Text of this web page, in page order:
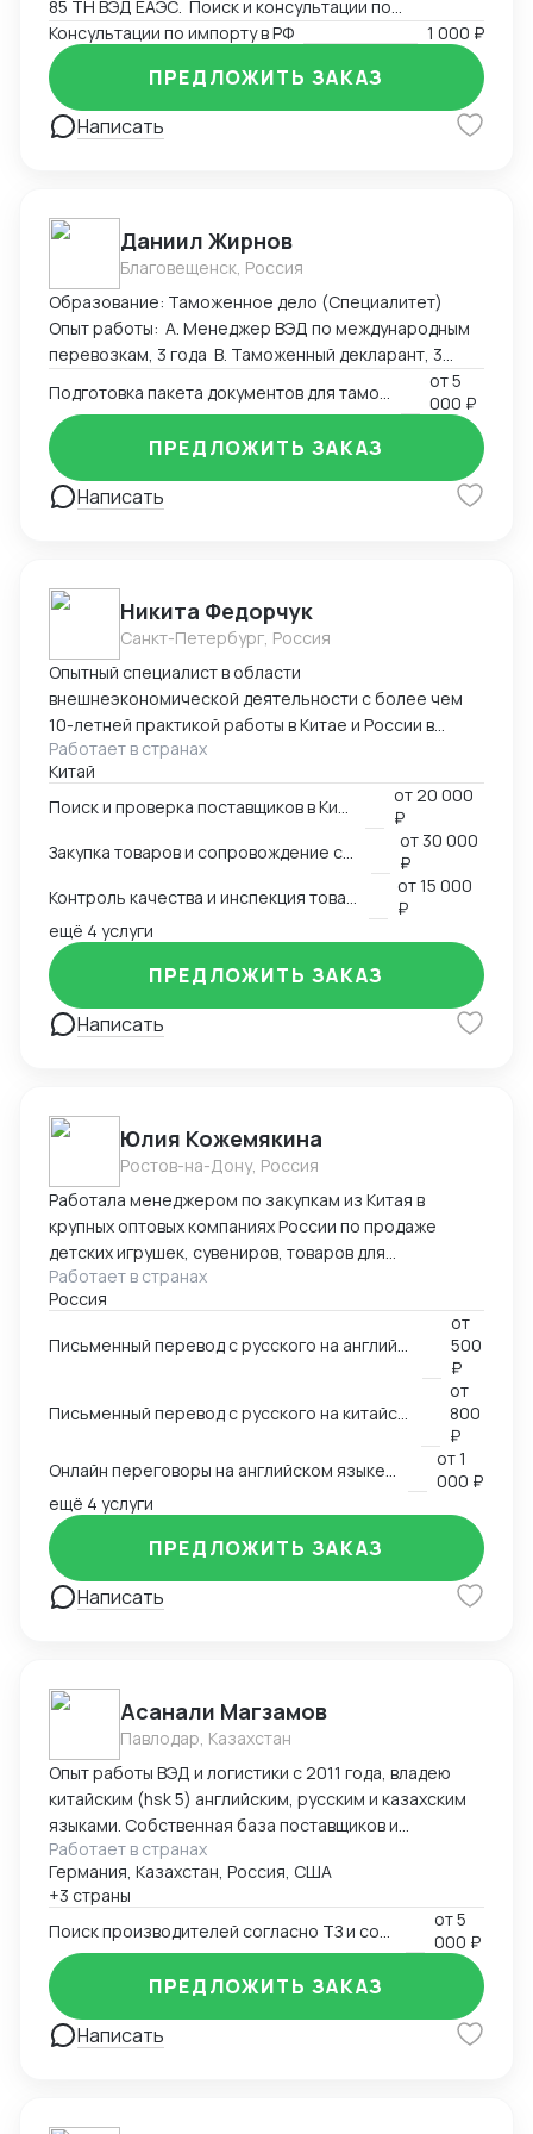
85 ТН ВЭД ЕАЭС. Поиск и консультации по
разрешительным документам, необходимым для
экспорта или импорта на территорию РФ.
Консультации по импорту в РФ 1 000 ₽
Написать
ПРЕДЛОЖИТЬ ЗАКАЗ
Даниил Жирнов
Благовещенск, Россия
Образование: Таможенное дело (Специалитет)
Опыт работы: А. Менеджер ВЭД по международным
перевозкам, 3 года B. Таможенный декларант, 3
от5
000 ₽
Написать
ПРЕДЛОЖИТЬ ЗАКАЗ
Никита Федорчук
Санкт-Петербург, Россия
Опытный специалист в области
внешнеэкономической деятельности с более чем
10-летней практикой работы в Китае и России в
сфере ВЭД. Знаю китайский и английский языки на
профессиональном уровне, имею глубокую
экспертизу в закупках, логистике и международных
расчетах. Организую полный цикл работы с Китаем:
поиск и проверка поставщиков, переговоры,
сопровождение контрактов, контроль качества
продукции, доставка и оплата поставщикам.
Ключевые компетенции Поиск и проверка надежных
поставщиков в Китае Ведение переговоров на
китайском и английском языках Организация
закупок и международной логистики «под ключ»
Международные платежи и финансовое
Работает в странах
Китай
от20 000
₽
от 30 000
₽
от15 000
₽
ещё 4 услуги
Написать
ПРЕДЛОЖИТЬ ЗАКАЗ
Юлия Кожемякина
Ростов-на-Дону, Россия
Работала менеджером по закупкам из Китая в
крупных оптовых компаниях России по продаже
детских игрушек, сувениров, товаров для
праздников,подарочной упаковки, садовой мебели и
других категорий более 8 лет. Знаю все стадии
сравнение, отбор выгодных условий -проведение
переговоров с поставщиками (английский язык B2,
китайский язык B1), -работа с дизайнерами по
заказа в Китае (оформление контракта, приложения
на оплату), -доставка и проверка образов из Китая,
-инспекции (онлайн и оффлайн), -организация
доставки товара из Китая (карго и "в белую"),
-оформление таможенных документов (инвойс,
упаковочный,спецификация), -планирование
поставщиками), -сопровождение в командировках в
качестве переводчика
Работает в странах
Россия
Письменный перевод с русского на английский язык и наоборот на любую заданную тему
от
500
₽
Письменный перевод с русского на китайский язык и наоборот на любую заданную тему
от
800
₽
от1
000 ₽
ещё 4 услуги
Написать
ПРЕДЛОЖИТЬ ЗАКАЗ
Асанали Магзамов
Павлодар, Казахстан
Опыт работы ВЭД и логистики с 2011 года, владею
китайским (hsk 5) английским, русским и казахским
языками. Собственная база поставщиков и
инспекторов для контроля качества. Опыт ведения
переговоров для получения оптимальных условий.
Работает в странах
Германия, Казахстан, Россия, США
+3 страны
от5
000 ₽
Написать
ПРЕДЛОЖИТЬ ЗАКАЗ